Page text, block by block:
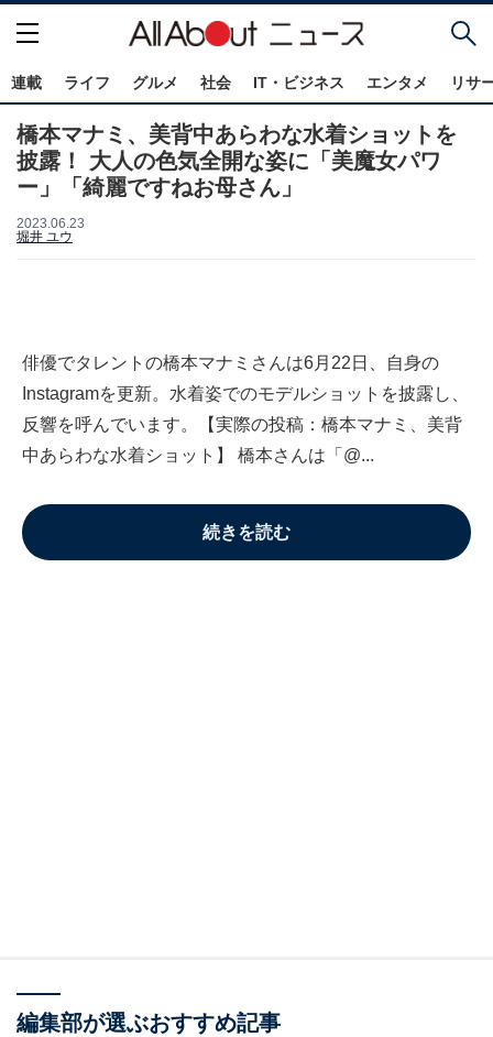
連載 ライフ グルメ 社会 IT・ビジネス エンタメ リサ
橋本マナミ、美背中あらわな水着ショットを
披露！ 大人の色気全開な姿に「美魔女パワ
ー」「綺麗ですねお母さん」
2023.06.23
堀井 ユウ
俳優でタレントの橋本マナミさんは6月22日、自身の
Instagramを更新。水着姿でのモデルショットを披露し、
反響を呼んでいます。【実際の投稿：橋本マナミ、美背
中あらわな水着ショット】 橋本さんは「@...
続きを読む
編集部が選ぶおすすめ記事